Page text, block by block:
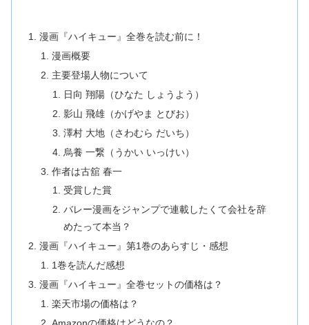
漫画『ハイキュー』全巻を読む前に！
漫画概要
主要登場人物について
日向 翔陽（ひなた しょうよう）
影山 飛雄（かげやま とびお）
澤村 大地（さわむら だいち）
烏養 一繋（うかい いっけい）
作者は古舘 春一
受賞した賞
バレー漫画をジャンプで連載したくて会社を辞
めたって本当？
漫画『ハイキュー』第1巻のあらすじ・感想
1巻を読んだ感想
漫画『ハイキュー』全巻セットの価格は？
楽天市場の価格は？
Amazonの価格はどうなの？